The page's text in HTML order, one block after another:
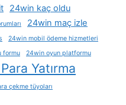
24win kaç oldu
24win maç izle
24win mobil ödeme hizmetleri
formu 24win oyun platformu
Yatırma
çekme tüyoları